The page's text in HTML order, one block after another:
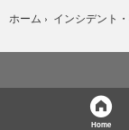
ホーム › インシデント
Home